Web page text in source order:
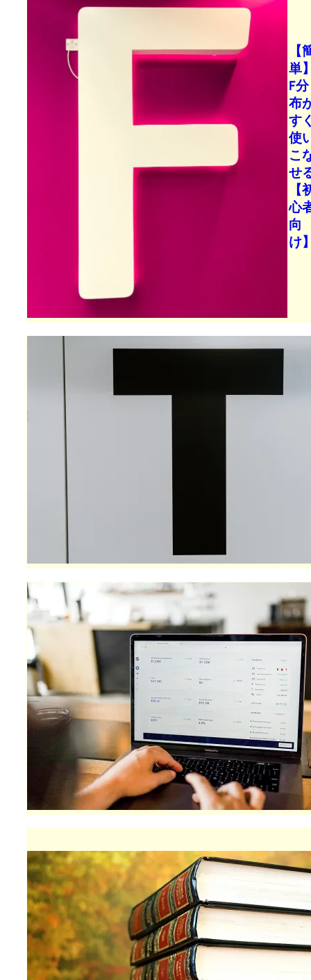
【
単
F分
布
す
使
こ
せ
【
心
向
け